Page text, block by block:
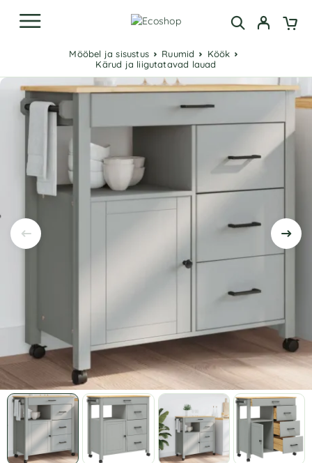
Mööbel ja sisustus Ruumid
Köök
Kärud ja liigutatavad lauad